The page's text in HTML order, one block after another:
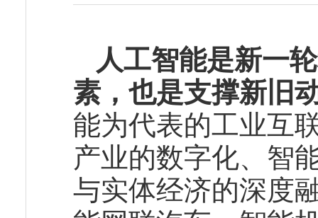
人工智能是新一
素，也是支撑新旧
能为代表的工业互
产业的数字化、智
与实体经济的深度